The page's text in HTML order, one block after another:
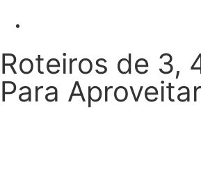
Roteiros de 3,
Para